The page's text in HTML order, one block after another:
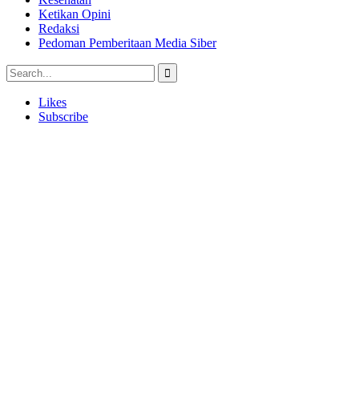
Ketikan Opini
Redaksi
Pedoman Pemberitaan Media Siber
Likes
Subscribe